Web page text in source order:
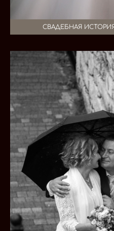
СВАДЕБНАЯ